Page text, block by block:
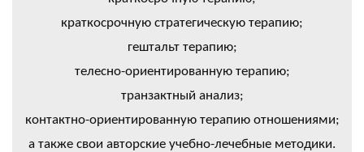
краткосрочную стратегическую терапию;
гештальт терапию;
телесно-ориентированную терапию;
транзактный анализ;
контактно-ориентированную терапию отношениями;
а также свои авторские учебно-лечебные методики.